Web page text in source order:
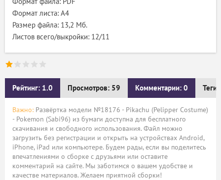
Формат листа: А4
Размер файла: 13,2 Мб.
Листов всего/выкройки: 12/11
Рейтинг: 1.0 Просмотров: 59 Комментарии: 0 Теги:
Важно: Развёртка модели №18176 - Pikachu (Pelipper Costume)
- Pokemon (Sabi96) из бумаги доступна для бесплатного
скачивания и свободного использования. Файл можно
загрузить без регистрации и открыть на устройствах Android,
iPhone, iPad или компьютере. Будем рады, если вы поделитесь
впечатлениями о сборке с друзьями или оставите
комментарий на сайте. Мы заботимся о вашем удобстве и
качестве материалов. Желаем приятной сборки!